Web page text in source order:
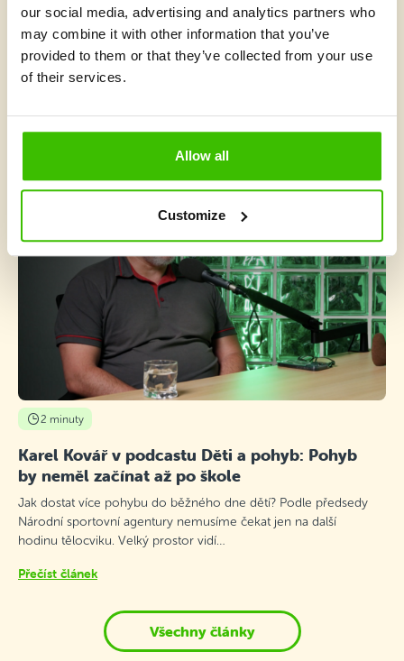
our social media, advertising and analytics partners who
may combine it with other information that you’ve
provided to them or that they’ve collected from your use
of their services.
Allow all
Customize
Vybrat kurz
Co je v Gymnathlonu nového
2 minuty
Karel Kovář v podcastu Děti a pohyb: Pohyb
by neměl začínat až po škole
Jak dostat více pohybu do běžného dne dětí? Podle předsedy
Národní sportovní agentury nemusíme čekat jen na další
hodinu tělocviku. Velký prostor vidí…
Přečíst článek
Všechny články